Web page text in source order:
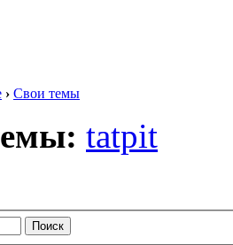
› Свои темы
tatpit